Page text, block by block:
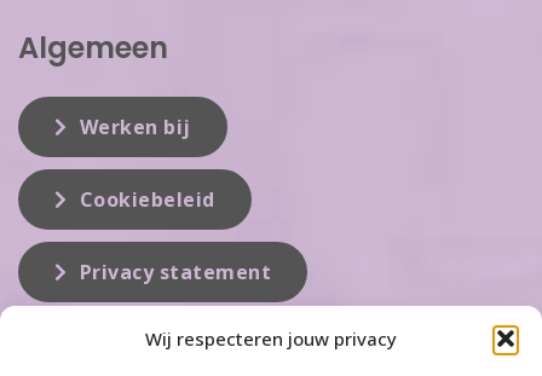
Wij respecteren jouw privacy
Algemeen
Werken bij
Cookiebeleid
Privacy statement